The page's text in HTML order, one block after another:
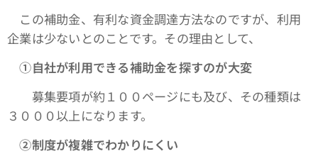
この補助金、有利な資金調達方法なのですが、利用
企業は少ないとのことです。その理由として、
①自社が利用できる補助金を探すのが大変
募集要項が約１００ページにも及び、その種類は
３０００以上になります。
➁制度が複雑でわかりにくい